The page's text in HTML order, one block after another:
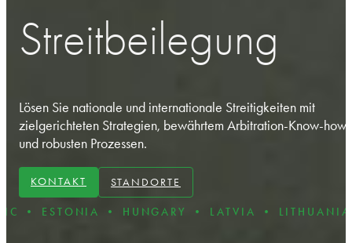
Streitbeilegung
Lösen Sie nationale und internationale Streitigkeiten mit
zielgerichteten Strategien, bewährtem Arbitration-Know-how
und robusten Prozessen.
KONTAKT STANDORTE
• HUNGARY • LATVIA • LITHUANIA •